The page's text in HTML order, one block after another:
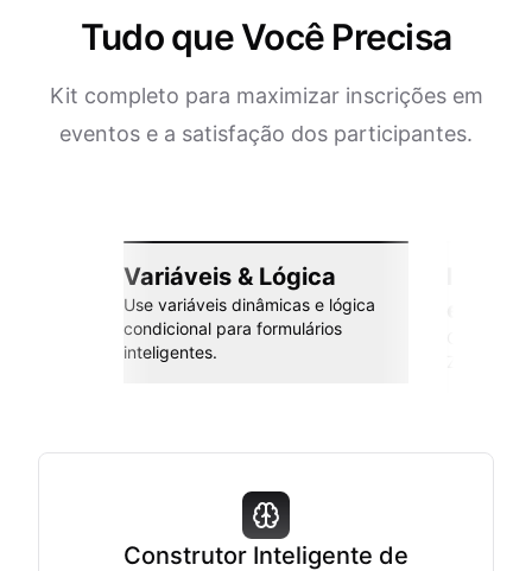
Tudo que Você Precisa
Kit completo para maximizar inscrições em
eventos e a satisfação dos participantes.
Variáveis & Lógica
Use variáveis dinâmicas e lógica
condicional para formulários
inteligentes.
Construtor Inteligente de